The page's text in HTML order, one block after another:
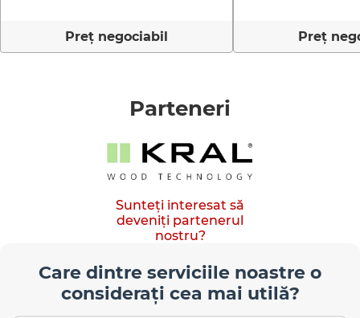
Preţ negociabil Preţ
Parteneri
Sunteți interesat să
deveniți partenerul
nostru?
Care dintre serviciile noastre o
considerați cea mai utilă?